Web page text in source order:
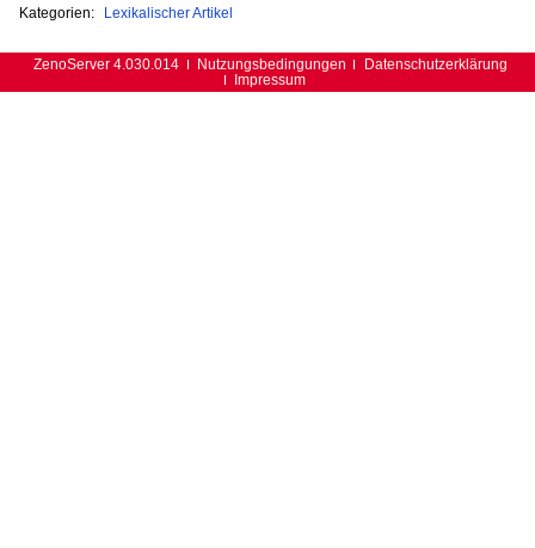
Kategorien:
Lexikalischer Artikel
ZenoServer 4.030.014 Nutzungsbedingungen
Datenschutzerklärung
Impressum